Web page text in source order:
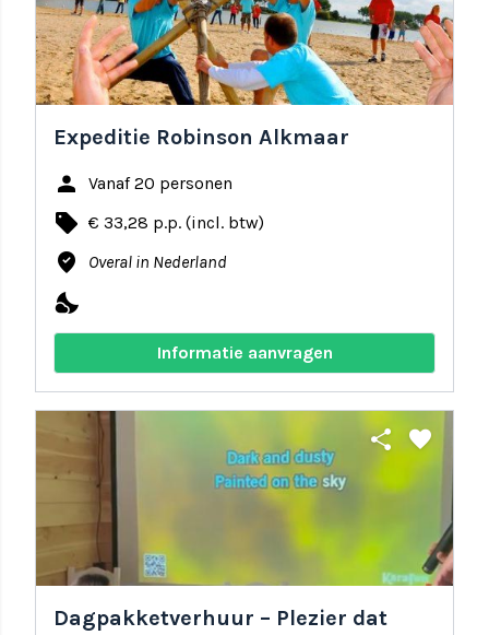
Expeditie Robinson Alkmaar
person Vanaf 20 personen
local_offer € 33,28 p.p. (incl. btw)
where_to_vote Overal in Nederland
nights_stay
Informatie aanvragen
share favorite
Dagpakketverhuur – Plezier dat